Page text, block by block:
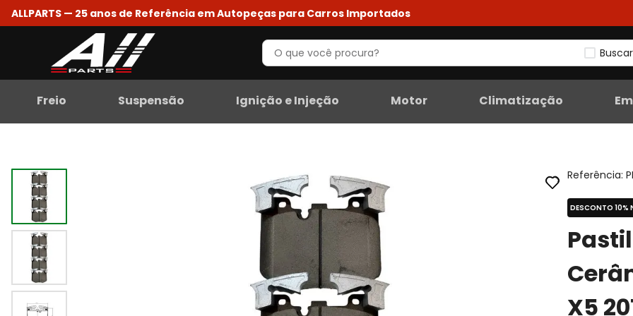
ALLPARTS — 25 anos de Referência em Autopeças para Carros Importados
Freio Suspensão Ignição e Injeção Motor Climatização
Referência:
DESCONTO 10%
X5